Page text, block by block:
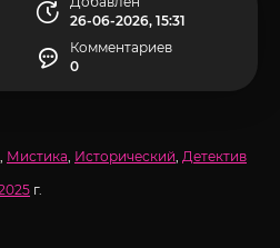
26-06-2026, 15:31
Комментариев
0
, Мистика, Исторический, Детектив
г.